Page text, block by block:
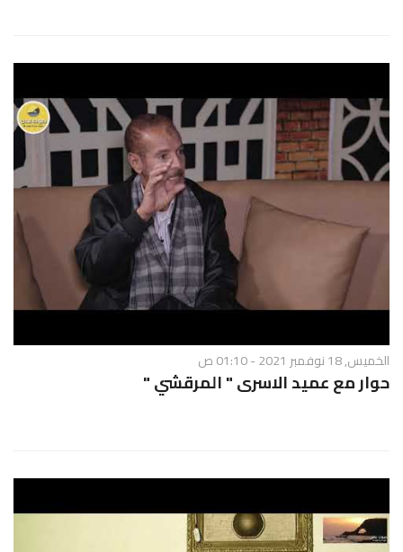
الخميس, 18 نوفمبر 2021 - 01:10 ص
حوار مع عميد الاسرى " المرقشي "